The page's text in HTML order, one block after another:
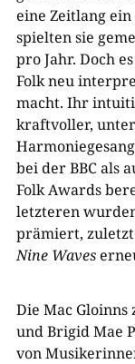
eine Zeitlang
spielten sie
pro Jahr. Doch
Folk neu
macht. Ihr
kraftvoller,
bei der BBC als
Folk Awards
letzteren
prämiert,
Nine Waves
Die Mac Gloinns
und Brigid Mae
von